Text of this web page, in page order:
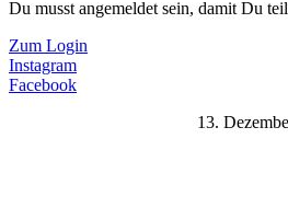
Du musst angemeldet sein, damit Du
Zum Login
Instagram
Facebook
13.